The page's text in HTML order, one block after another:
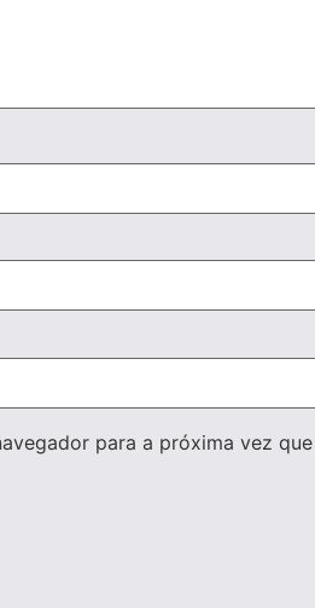
para a próxima vez